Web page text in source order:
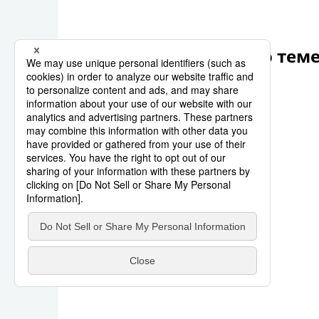
Другие статьи по